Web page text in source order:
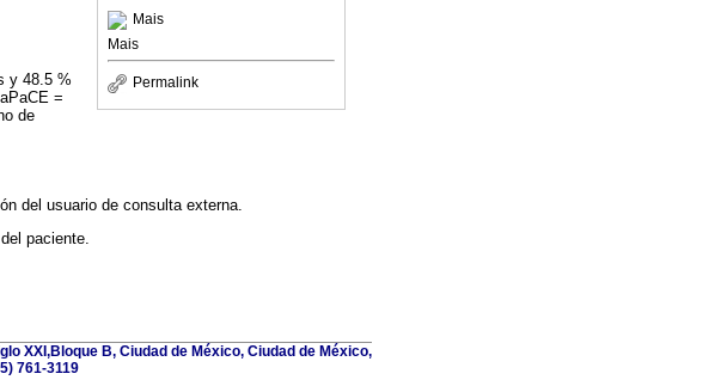
Mais
Mais
Permalink
y 48.5 %
=
de
del usuario de consulta externa.
paciente.
XXI,Bloque B, Ciudad de México, Ciudad de México,
761-3119